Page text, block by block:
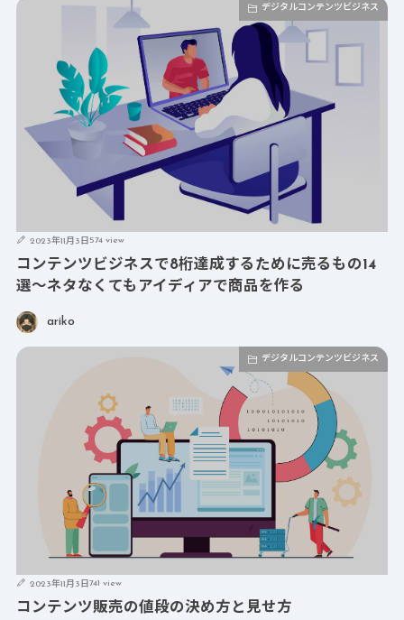
デジタルコンテンツビジネス
2023年11月3日574 view
コンテンツビジネスで8桁達成するために売るもの14
選～ネタなくてもアイディアで商品を作る
ariko
デジタルコンテンツビジネス
2023年11月3日741 view
コンテンツ販売の値段の決め方と見せ方